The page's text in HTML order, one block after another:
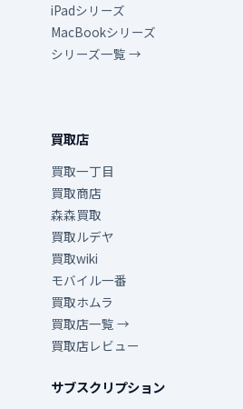
iPadシリーズ
MacBookシリーズ
シリーズ一覧 →
買取店
買取一丁目
買取商店
森森買取
買取ルデヤ
買取wiki
モバイル一番
買取ホムラ
買取店一覧 →
買取店レビュー
サブスクリプション